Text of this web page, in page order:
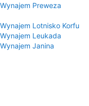
Wynajem Preweza
Wynajem Lotnisko Korfu
Wynajem Leukada
Wynajem Janina